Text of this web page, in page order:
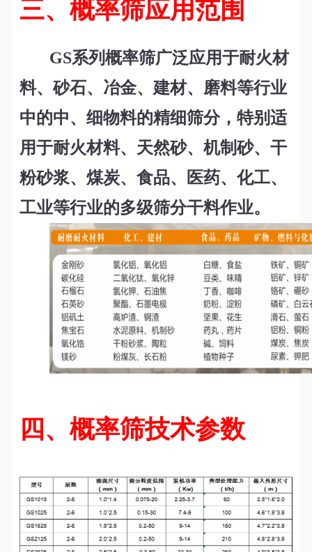
三、概率筛应用范围
GS系列概率筛广泛应用于耐火材
料、砂石、冶金、建材、磨料等行业
中的中、细物料的精细筛分，特别适
用于耐火材料、天然砂、机制砂、干
粉砂浆、煤炭、食品、医药、化工、
工业等行业的多级筛分干料作业。
四、概率筛技术参数